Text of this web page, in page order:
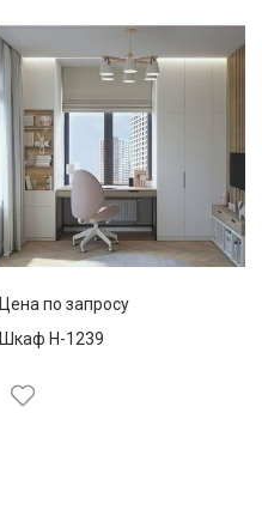
Цена по запросу
Шкаф Н-1239